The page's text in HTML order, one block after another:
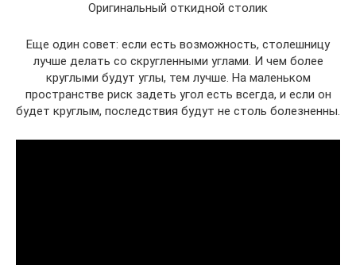
Оригинальный откидной столик
Еще один совет: если есть возможность, столешницу
лучше делать со скругленными углами. И чем более
круглыми будут углы, тем лучше. На маленьком
пространстве риск задеть угол есть всегда, и если он
будет круглым, последствия будут не столь болезненны.